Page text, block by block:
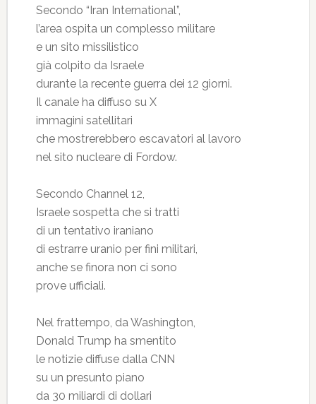
Secondo “Iran International”,
l’area ospita un complesso militare
e un sito missilistico
già colpito da Israele
durante la recente guerra dei 12 giorni.
Il canale ha diffuso su X
immagini satellitari
che mostrerebbero escavatori al lavoro
nel sito nucleare di Fordow.
Secondo Channel 12,
Israele sospetta che si tratti
di un tentativo iraniano
di estrarre uranio per fini militari,
anche se finora non ci sono
prove ufficiali.
Nel frattempo, da Washington,
Donald Trump ha smentito
le notizie diffuse dalla CNN
su un presunto piano
da 30 miliardi di dollari